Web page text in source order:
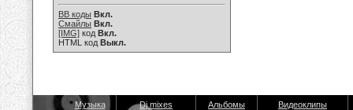
BB коды Вкл.
Смайлы Вкл.
[IMG] код Вкл.
HTML код Выкл.
Музыка Dj mixes Альбомы Видеоклипы